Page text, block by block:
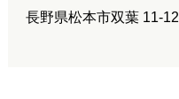
長野県松本市双葉 11-12